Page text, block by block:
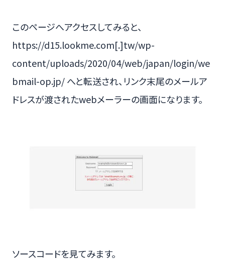
このページへアクセスしてみると、
https://d15.lookme.com[.]tw/wp-
content/uploads/2020/04/web/japan/login/we
bmail-op.jp/ へと転送され、リンク末尾のメールア
ドレスが渡されたwebメーラーの画面になります。
ソースコードを見てみます。